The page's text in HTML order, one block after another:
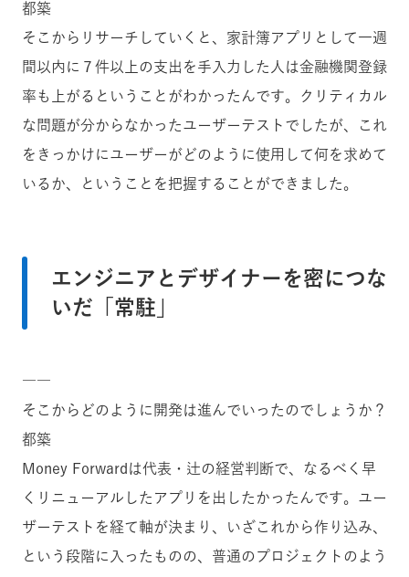
都築
そこからリサーチしていくと、家計簿アプリとして一週
間以内に７件以上の支出を手入力した人は金融機関登録
率も上がるということがわかったんです。クリティカル
な問題が分からなかったユーザーテストでしたが、これ
をきっかけにユーザーがどのように使用して何を求めて
いるか、ということを把握することができました。
エンジニアとデザイナーを密につな
いだ「常駐」
――
そこからどのように開発は進んでいったのでしょうか？
都築
Money Forwardは代表・辻の経営判断で、なるべく早
くリニューアルしたアプリを出したかったんです。ユー
ザーテストを経て軸が決まり、いざこれから作り込み、
という段階に入ったものの、普通のプロジェクトのよう